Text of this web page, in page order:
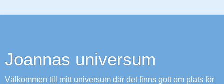
Joannas universum
Välkommen till mitt universum där det finns gott om plats för